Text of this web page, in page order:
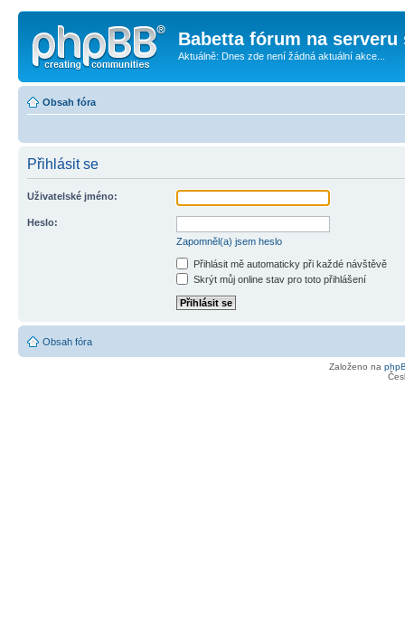
Babetta fórum na serveru
Aktuálně: Dnes zde není žádná aktuální akce...
Obsah fóra
Přihlásit se
Uživatelské jméno:
Heslo:
Zapomněl(a) jsem heslo
Přihlásit mě automaticky při každé návštěvě
Skrýt můj online stav pro toto přihlášení
Obsah fóra
Založeno na